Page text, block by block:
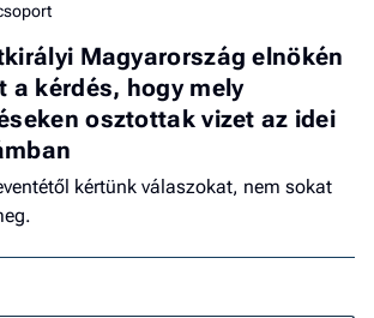
Magyarország elnökén
a kérdés, hogy mely
osztottak vizet az idei
kértünk válaszokat, nem sokat